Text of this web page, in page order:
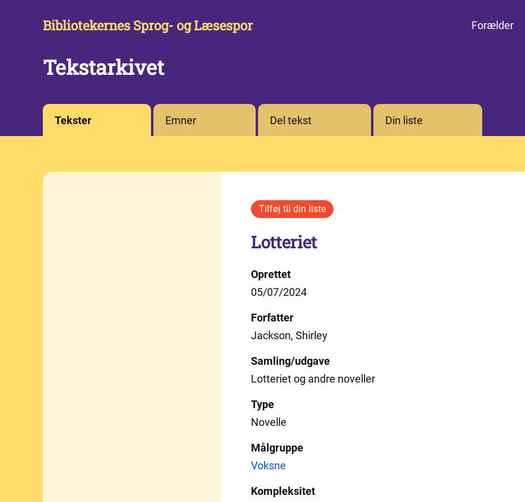
Bibliotekernes Sprog- og Læsespor Forælder
Tekstarkivet
Tekster Emner Del tekst Din liste
Lotteriet
Oprettet
05/07/2024
Forfatter
Jackson, Shirley
Samling/udgave
Lotteriet og andre noveller
Type
Novelle
Målgruppe
Voksne
Kompleksitet